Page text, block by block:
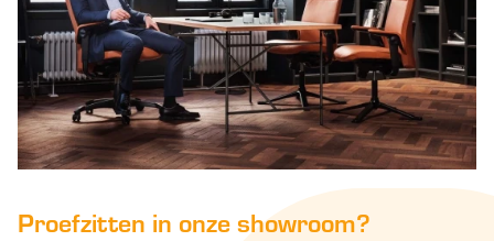
Proefzitten in onze showroom?